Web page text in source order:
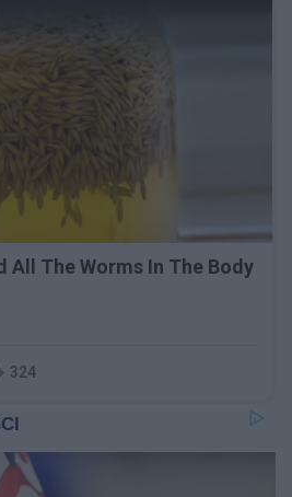
All The Worms In The Body
324